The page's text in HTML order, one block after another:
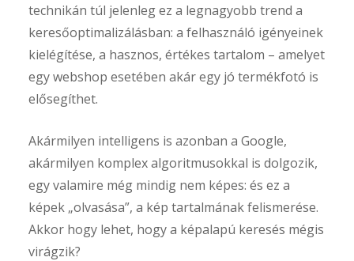
technikán túl jelenleg ez a legnagyobb trend a
keresőoptimalizálásban: a felhasználó igényeinek
kielégítése, a hasznos, értékes tartalom – amelyet
egy webshop esetében akár egy jó termékfotó is
elősegíthet.
Akármilyen intelligens is azonban a Google,
akármilyen komplex algoritmusokkal is dolgozik,
egy valamire még mindig nem képes: és ez a
képek „olvasása”, a kép tartalmának felismerése.
Akkor hogy lehet, hogy a képalapú keresés mégis
virágzik?